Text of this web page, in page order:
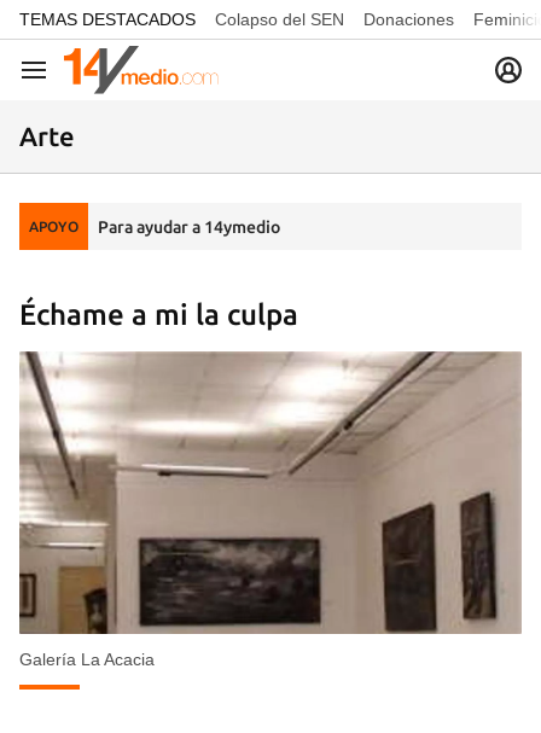
common.go-to-content
TEMAS DESTACADOS Colapso del SEN Donaciones
Navegación
Arte
APOYO Para ayudar a 14ymedio
Échame a mi la culpa
Galería La Acacia